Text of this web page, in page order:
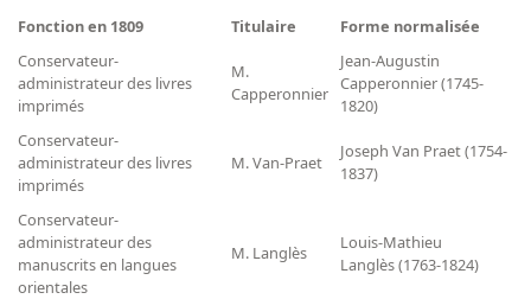
Fonction en 1809 Titulaire
Forme normalisée
Conservateur-
administrateur des livres
imprimés
M.
Capperonnier
Jean-Augustin
Capperonnier (1745-
1820)
Conservateur-
administrateur des livres
imprimés
M. Van-Praet
Joseph Van Praet (1754-
1837)
Conservateur-
administrateur des
manuscrits en langues
orientales
M. Langlès
Louis-Mathieu
Langlès (1763-1824)